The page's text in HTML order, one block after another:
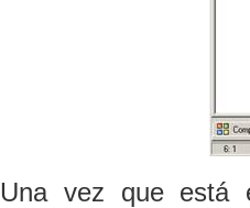
Una vez que está